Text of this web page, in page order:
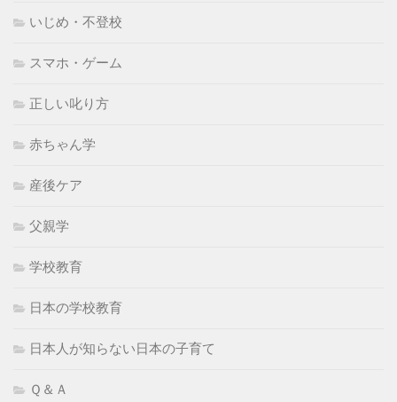
いじめ・不登校
スマホ・ゲーム
正しい叱り方
赤ちゃん学
産後ケア
父親学
学校教育
日本の学校教育
日本人が知らない日本の子育て
Ｑ＆Ａ